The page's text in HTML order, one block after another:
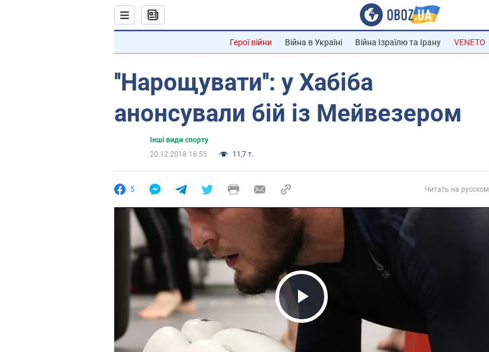
Герої війни Війна в Україні Війна Ізраїлю та Ірану VENETO
''Нарощувати'': у Хабіба
анонсували бій із Мейвезером
Інші види спорту
20.12.2018 16:55
11,7 т.
5 Читать на русском
Play Video